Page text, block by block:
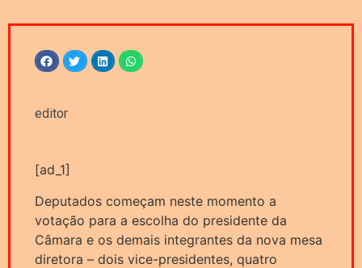
editor
[ad_1]
Deputados começam neste momento a
votação para a escolha do presidente da
Câmara e os demais integrantes da nova mesa
diretora – dois vice-presidentes, quatro